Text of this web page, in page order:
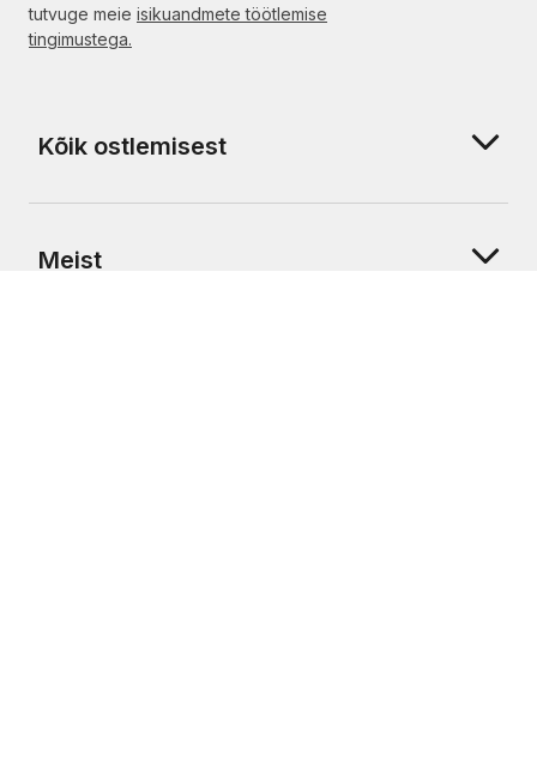
tutvuge meie isikuandmete töötlemise
tingimustega.
Kõik ostlemisest
Meist